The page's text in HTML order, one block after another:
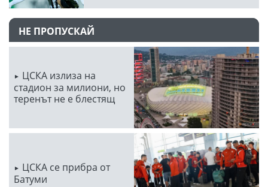
НЕ ПРОПУСКАЙ
ЦСКА излиза на
стадион за милиони, но
теренът не е блестящ
ЦСКА се прибра от
Батуми